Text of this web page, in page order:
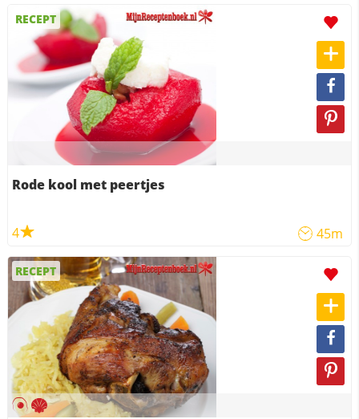
RECEPT
Rode kool met peertjes
4 45m
RECEPT